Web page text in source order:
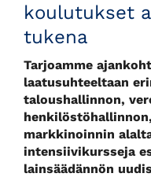
koulutukset
tukena
Tarjoamme
laatusuhteeltaan
taloushallinnon,
markkinoinnin
intensiivikursseja
lainsäädännön